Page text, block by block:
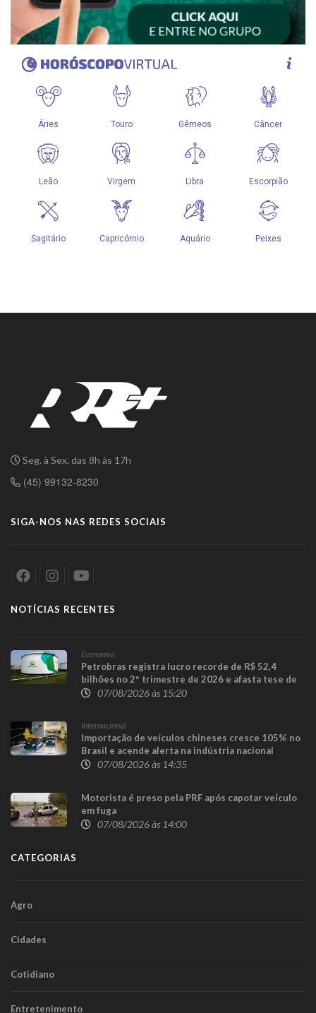
Seg. à Sex. das 8h às 17h
(45) 99132-8230
SIGA-NOS NAS REDES SOCIAIS
NOTÍCIAS RECENTES
Economia
Petrobras registra lucro recorde de R$ 52,4
bilhões no 2º trimestre de 2026 e afasta tese de
defasagem nos combustíveis
07/08/2026 às 15:20
Internacional
Importação de veículos chineses cresce 105% no
Brasil e acende alerta na indústria nacional
07/08/2026 às 14:35
Motorista é preso pela PRF após capotar veículo
em fuga
07/08/2026 às 14:00
CATEGORIAS
Agro
Cidades
Cotidiano
Entretenimento